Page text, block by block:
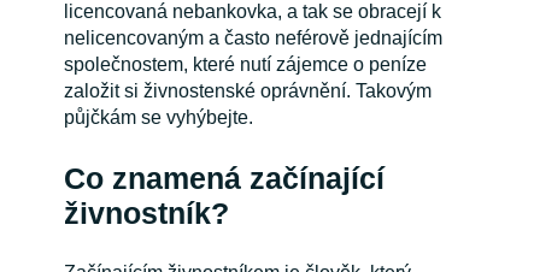
licencovaná nebankovka, a tak se obracejí k
nelicencovaným a často neférově jednajícím
společnostem, které nutí zájemce o peníze
založit si živnostenské oprávnění. Takovým
půjčkám se vyhýbejte.
Co znamená začínající
živnostník?